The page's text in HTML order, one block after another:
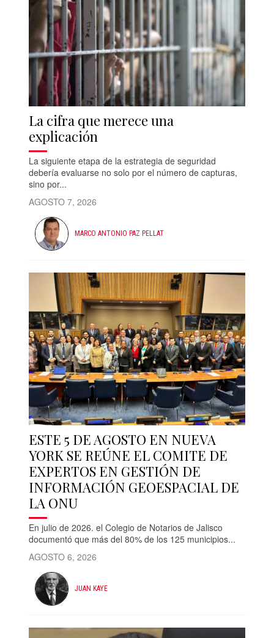
La cifra que merece una
explicación
La siguiente etapa de la estrategia de seguridad
debería evaluarse no solo por el número de capturas,
sino por...
AGOSTO 7, 2026
MARCO ANTONIO PAZ PELLAT
ESTE 5 DE AGOSTO EN NUEVA
YORK SE REÚNE EL COMITE DE
EXPERTOS EN GESTIÓN DE
INFORMACIÓN GEOESPACIAL DE
LA ONU
En julio de 2026. el Colegio de Notarios de Jalisco
documentó que más del 80% de los 125 municipios...
AGOSTO 6, 2026
JUAN KAYE